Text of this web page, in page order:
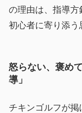
の理由は、指導方
初心者に寄り添う
怒らない、褒め
導」
チキンゴルフが